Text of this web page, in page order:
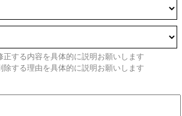
正する内容を具体的に説明お願いします
除する理由を具体的に説明お願いします